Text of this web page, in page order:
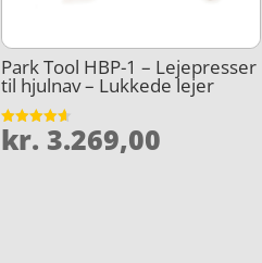
Park Tool HBP-1 – Lejepresser
til hjulnav – Lukkede lejer
Vurderet
4.6
kr. 3.269,00